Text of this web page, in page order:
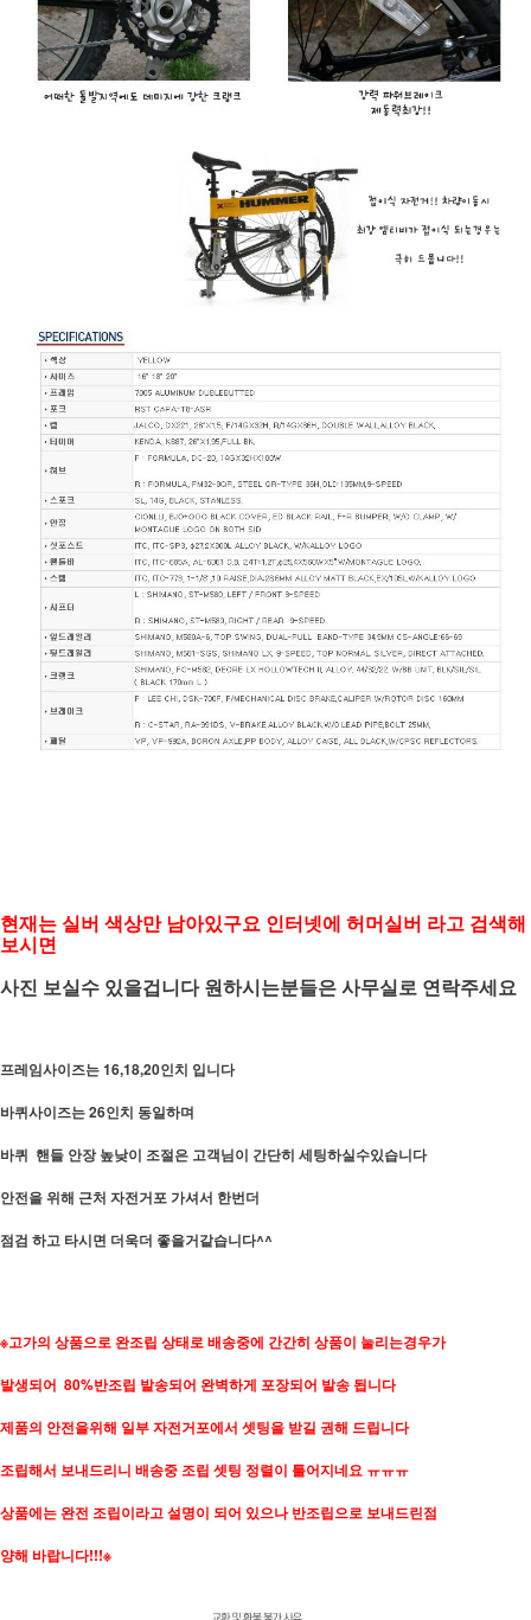
현재는 실버 색상만 남아있구요 인터넷에 허머실버 라고 검색해
보시면
사진 보실수 있을겁니다 원하시는분들은 사무실로 연락주세요
프레임사이즈는 16,18,20인치 입니다
바퀴사이즈는 26인치 동일하며
바퀴 핸들 안장 높낮이 조절은 고객님이 간단히 세팅하실수있습니다
안전을 위해 근처 자전거포 가셔서 한번더
점검 하고 타시면 더욱더 좋을거같습니다^^
※고가의 상품으로 완조립 상태로 배송중에 간간히 상품이 눌리는경우가
발생되어 80%반조립 발송되어 완벽하게 포장되어 발송 됩니다
제품의 안전을위해 일부 자전거포에서 셋팅을 받길 권해 드립니다
조립해서 보내드리니 배송중 조립 셋팅 정렬이 틀어지네요 ㅠㅠㅠ
상품에는 완전 조립이라고 설명이 되어 있으나 반조립으로 보내드린점
양해 바랍니다!!!※